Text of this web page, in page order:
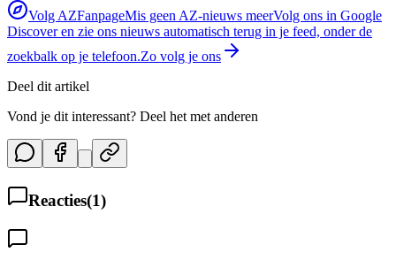
Volg AZFanpageMis geen AZ-nieuws meerVolg ons in Google
Discover en zie ons nieuws automatisch terug in je feed, onder de
zoekbalk op je telefoon.Zo volg je ons
Deel dit artikel
Vond je dit interessant? Deel het met anderen
Reacties(1)